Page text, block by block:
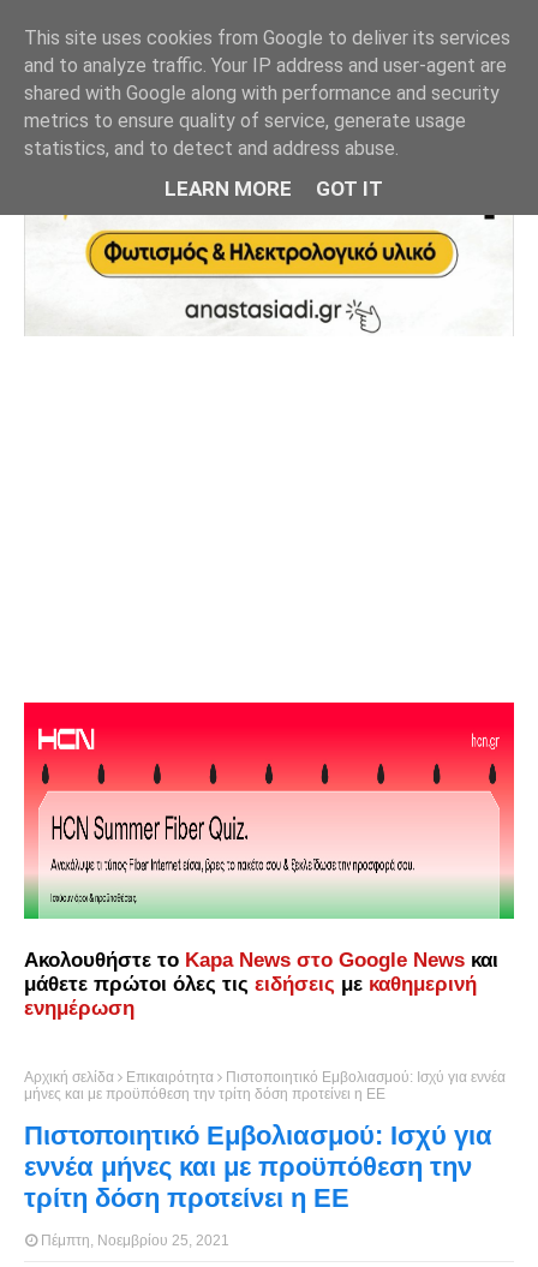
Ακολουθήστε το Kapa News στο Google News και
μάθετε πρώτοι όλες τις ειδήσεις με καθημερινή
ενημέρωση
Αρχική σελίδα Επικαιρότητα
Πιστοποιητικό Εμβολιασμού: Ισχύ για εννέα
μήνες και με προϋπόθεση την τρίτη δόση προτείνει η ΕΕ
Πιστοποιητικό Εμβολιασμού: Ισχύ για
εννέα μήνες και με προϋπόθεση την
τρίτη δόση προτείνει η ΕΕ
Πέμπτη, Νοεμβρίου 25, 2021
This site uses cookies from Google to deliver its services
and to analyze traffic. Your IP address and user-agent are
shared with Google along with performance and security
metrics to ensure quality of service, generate usage
statistics, and to detect and address abuse.
LEARN MORE GOT IT